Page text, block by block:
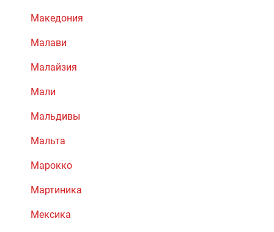
Македония
Малави
Малайзия
Мали
Мальдивы
Мальта
Марокко
Мартиника
Мексика